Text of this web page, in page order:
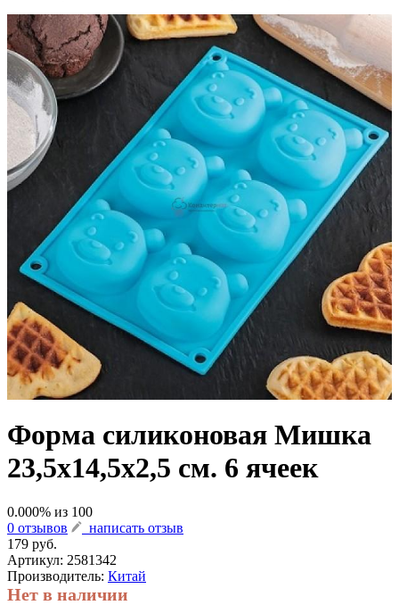
Форма силиконовая Мишка
23,5х14,5х2,5 см. 6 ячеек
0.000% из 100
0 отзывов
написать отзыв
179 руб.
Артикул: 2581342
Производитель: Китай
Нет в наличии